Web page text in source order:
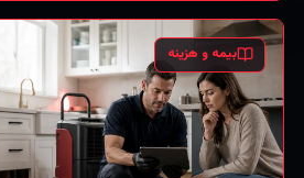
بیمه و هزینه